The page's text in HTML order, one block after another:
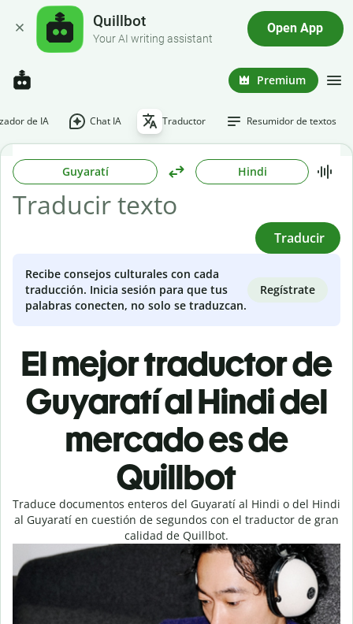
Quillbot
Your AI writing assistant
Open App
Premium
de IA Chat IA Traductor Resumidor de textos
Guyaratí Hindi
Traducir
Recibe consejos culturales con cada
traducción. Inicia sesión para que tus
palabras conecten, no solo se traduzcan.
Regístrate
El mejor traductor de
Guyaratí al Hindi del
mercado es de
Quillbot
Traduce documentos enteros del Guyaratí al Hindi o del Hindi
al Guyaratí en cuestión de segundos con el traductor de gran
calidad de Quillbot.